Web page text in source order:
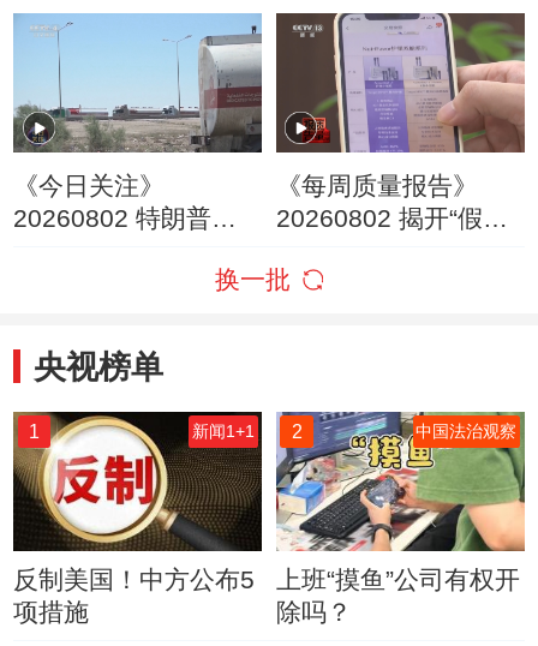
后还要回到基本面
被压缩 新变量跟上美
战车 台海出现危险新
《今日关注》
20260802 特朗普叫
朗称摧毁美军F-35战
《每周质量报告》
20260802 揭开“假洋
换一批
央视榜单
1 新闻1+1
反制美国！中方公布5
项措施
2 中国法治观察
上班“摸鱼”公司有权开
除吗？